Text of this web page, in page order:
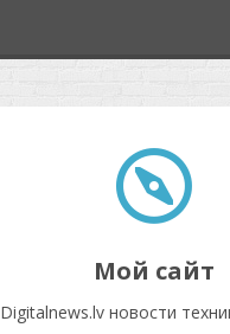
Мой сайт
Digitalnews.lv новости